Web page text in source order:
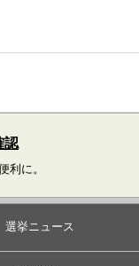
認
利に。
選挙ニュース